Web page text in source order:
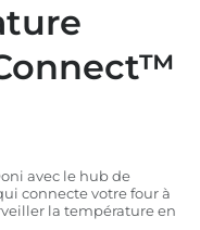
avec le hub de
connecte votre four à
la température en